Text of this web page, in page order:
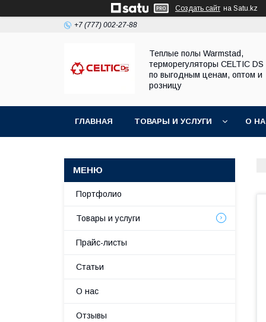
Создать сайт на Satu.kz
+7 (777) 002-27-88
Теплые полы Warmstad,
терморегуляторы CELTIC DS
по выгодным ценам, оптом и
розницу
ГЛАВНАЯ ТОВАРЫ И УСЛУГИ О
Портфолио
Товары и услуги
Прайс-листы
Статьи
О нас
Отзывы